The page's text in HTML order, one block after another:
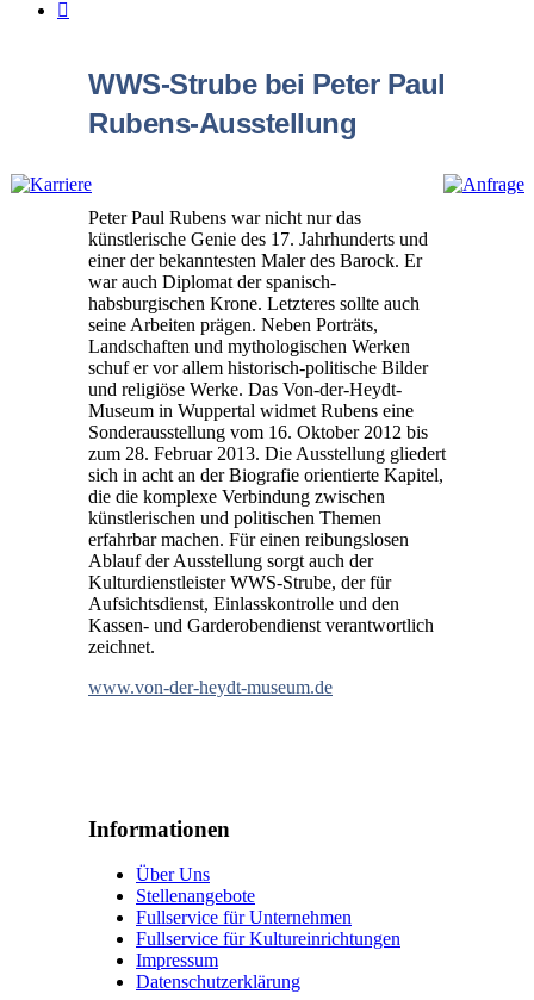
WWS-Strube bei Peter Paul
Rubens-Ausstellung
Peter Paul Rubens war nicht nur das
künstlerische Genie des 17. Jahrhunderts und
einer der bekanntesten Maler des Barock. Er
war auch Diplomat der spanisch-
habsburgischen Krone. Letzteres sollte auch
seine Arbeiten prägen. Neben Porträts,
Landschaften und mythologischen Werken
schuf er vor allem historisch-politische Bilder
und religiöse Werke. Das Von-der-Heydt-
Museum in Wuppertal widmet Rubens eine
Sonderausstellung vom 16. Oktober 2012 bis
zum 28. Februar 2013. Die Ausstellung gliedert
sich in acht an der Biografie orientierte Kapitel,
die die komplexe Verbindung zwischen
künstlerischen und politischen Themen
erfahrbar machen. Für einen reibungslosen
Ablauf der Ausstellung sorgt auch der
Kulturdienstleister WWS-Strube, der für
Aufsichtsdienst, Einlasskontrolle und den
Kassen- und Garderobendienst verantwortlich
zeichnet.
www.von-der-heydt-museum.de
Informationen
Über Uns
Stellenangebote
Fullservice für Unternehmen
Fullservice für Kultureinrichtungen
Impressum
Datenschutzerklärung